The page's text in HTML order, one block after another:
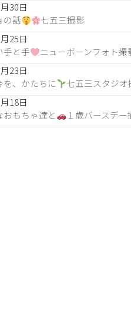
30日
の話
七五三撮影
25日
手と手
ニューボーンフォト撮
23日
を、かたちに
七五三スタジオ
18日
おもちゃ達と
１歳バースデー